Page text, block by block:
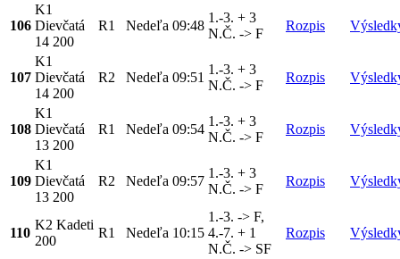
106
K1
Dievčatá
14 200
R1 Nedeľa 09:48
1.-3. + 3
N.Č. -> F
Rozpis
107
K1
Dievčatá
14 200
R2 Nedeľa 09:51
1.-3. + 3
N.Č. -> F
Rozpis
108
K1
Dievčatá
13 200
R1 Nedeľa 09:54
1.-3. + 3
N.Č. -> F
Rozpis
109
K1
Dievčatá
13 200
R2 Nedeľa 09:57
1.-3. + 3
N.Č. -> F
Rozpis
110
K2 Kadeti
200
R1 Nedeľa 10:15
1.-3. -> F,
4.-7. + 1
N.Č. -> SF
Rozpis